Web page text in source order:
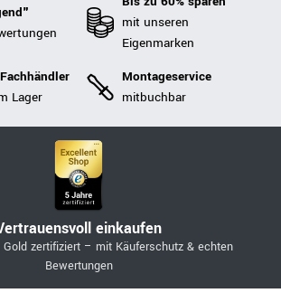
mit unseren
Eigenmarken
Lager
Montageservice
mitbuchbar
einkaufen
Gold zertifiziert – mit Käuferschutz & echten
Bewertungen